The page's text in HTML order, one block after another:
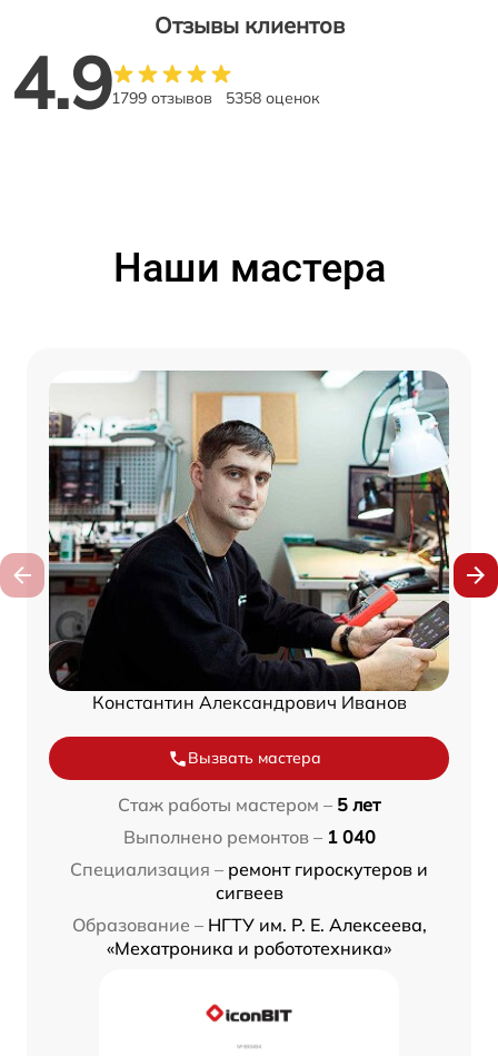
Отзывы клиентов
4.91799 отзывов 5358 оценок
Наши мастера
Константин Александрович Иванов
Вызвать мастера
Стаж работы мастером – 5 лет
Выполнено ремонтов – 1 040
Специализация – ремонт гироскутеров и
сигвеев
Образование – НГТУ им. Р. Е. Алексеева,
«Мехатроника и робототехника»